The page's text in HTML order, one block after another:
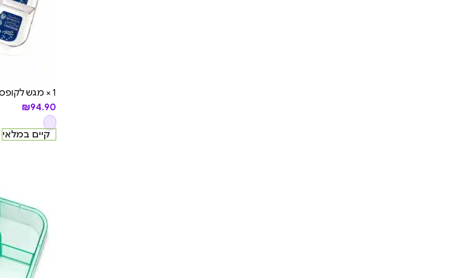
1 × מגש לקופסת אוכל יאמבוקס מחולקת טאפאס - 5 תאים, Bon appetit
₪94.90
קיים במלאי